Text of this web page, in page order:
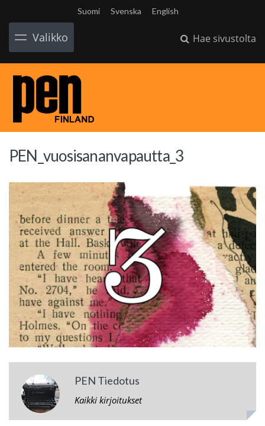
Suomi Svenska English
Valikko Hae sivustolta
PEN_vuosisananvapautta_3
PEN Tiedotus
Kaikki kirjoitukset